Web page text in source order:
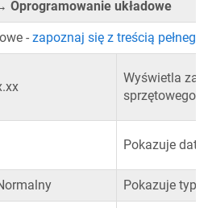
układowe
- zapoznaj się z treścią
Wyświetla
sprzętowego.
Pokazuje
Pokazuje typ